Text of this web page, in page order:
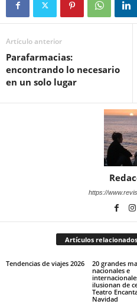
Artículo anterior
Parafarmacias:
encontrando lo necesario
en un solo lugar
https://
Artículos relacionados
Tendencias de viajes 2026
20 grandes
nacionales e
ilusionan de
Teatro
Navidad